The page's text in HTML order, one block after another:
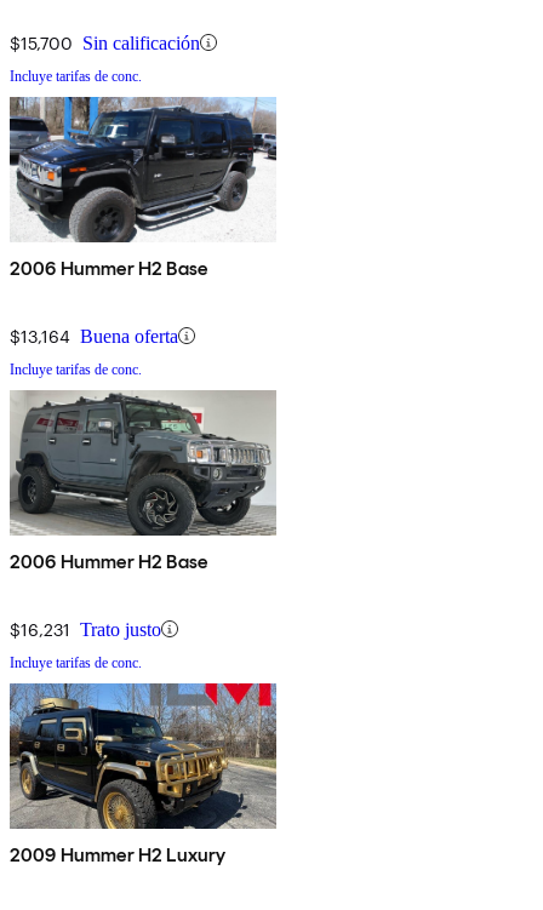
$15,700 Sin calificación
Incluye tarifas de conc.
2006 Hummer H2 Base
$13,164 Buena oferta
Incluye tarifas de conc.
2006 Hummer H2 Base
$16,231 Trato justo
Incluye tarifas de conc.
2009 Hummer H2 Luxury